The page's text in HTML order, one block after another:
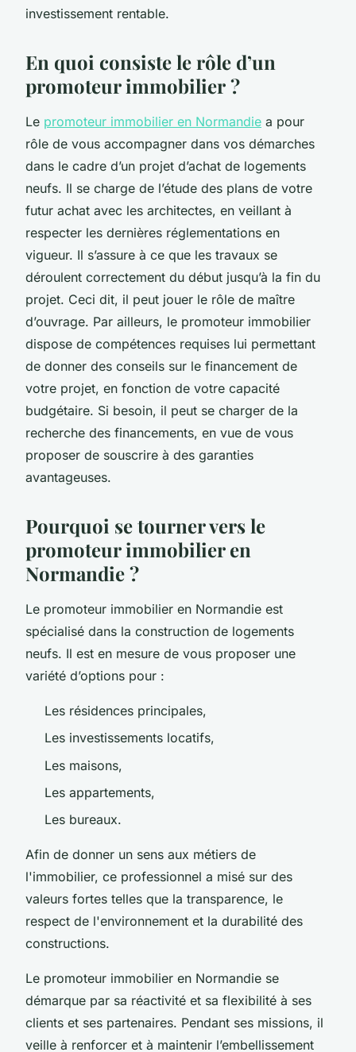
investissement rentable.
En quoi consiste le rôle d’un
promoteur immobilier ?
Le promoteur immobilier en Normandie a pour
rôle de vous accompagner dans vos démarches
dans le cadre d’un projet d’achat de logements
neufs. Il se charge de l’étude des plans de votre
futur achat avec les architectes, en veillant à
respecter les dernières réglementations en
vigueur. Il s’assure à ce que les travaux se
déroulent correctement du début jusqu’à la fin du
projet. Ceci dit, il peut jouer le rôle de maître
d’ouvrage. Par ailleurs, le promoteur immobilier
dispose de compétences requises lui permettant
de donner des conseils sur le financement de
votre projet, en fonction de votre capacité
budgétaire. Si besoin, il peut se charger de la
recherche des financements, en vue de vous
proposer de souscrire à des garanties
avantageuses.
Pourquoi se tourner vers le
promoteur immobilier en
Normandie ?
Le promoteur immobilier en Normandie est
spécialisé dans la construction de logements
neufs. Il est en mesure de vous proposer une
variété d’options pour :
Les résidences principales,
Les investissements locatifs,
Les maisons,
Les appartements,
Les bureaux.
Afin de donner un sens aux métiers de
l'immobilier, ce professionnel a misé sur des
valeurs fortes telles que la transparence, le
respect de l'environnement et la durabilité des
constructions.
Le promoteur immobilier en Normandie se
démarque par sa réactivité et sa flexibilité à ses
clients et ses partenaires. Pendant ses missions, il
veille à renforcer et à maintenir l’embellissement